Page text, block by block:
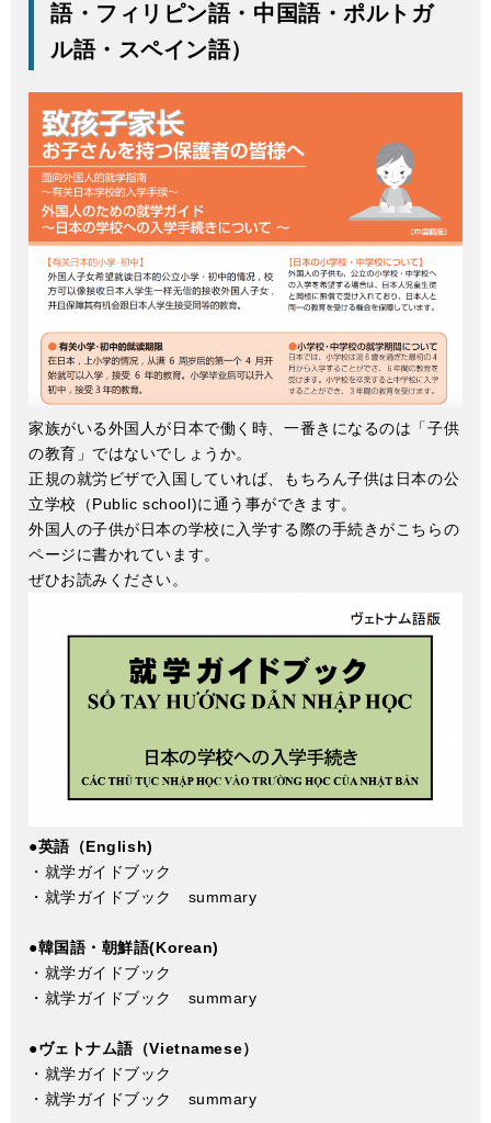
語・フィリピン語・中国語・ポルトガ
ル語・スペイン語）
家族がいる外国人が日本で働く時、一番きになるのは「子供
の教育」ではないでしょうか。
正規の就労ビザで入国していれば、もちろん子供は日本の公
立学校（Public school)に通う事ができます。
外国人の子供が日本の学校に入学する際の手続きがこちらの
ページに書かれています。
ぜひお読みください。
●英語（English)
・ 就学ガイドブック
・ 就学ガイドブック summary
●韓国語・朝鮮語(Korean)
・ 就学ガイドブック
・ 就学ガイドブック summary
●ヴェトナム語（Vietnamese）
・ 就学ガイドブック
・ 就学ガイドブック summary